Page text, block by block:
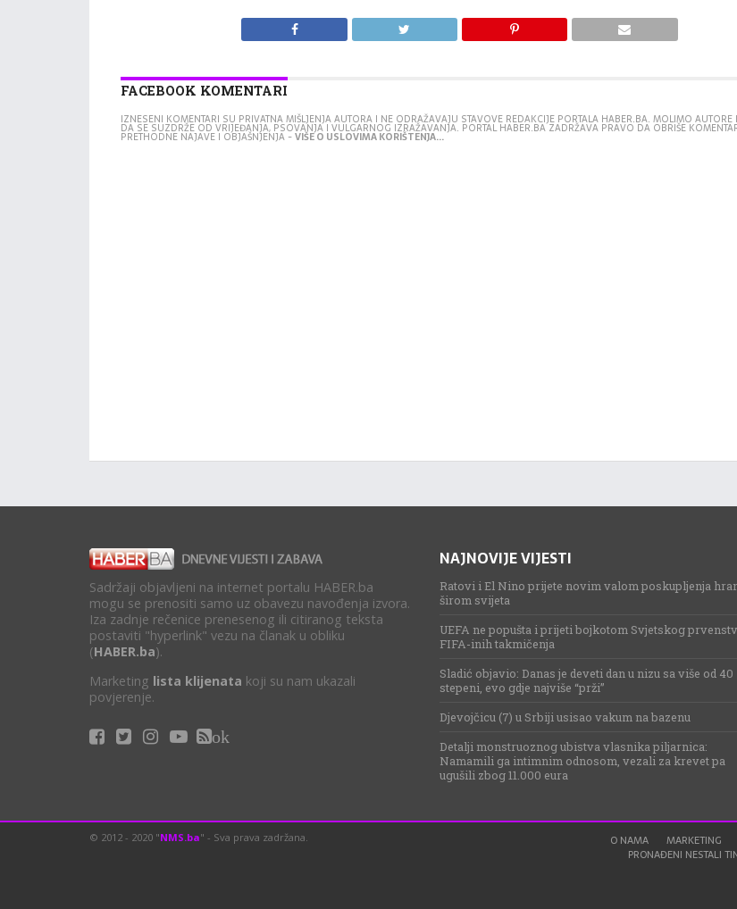
FACEBOOK KOMENTARI
IZNESENI KOMENTARI SU PRIVATNA MIŠLJENJA AUTORA I NE ODRAŽAVAJU STAVOVE REDAKCIJE PORTALA HABER.BA. MOLIMO AUTORE
DA SE SUZDRŽE OD VRIJEĐANJA, PSOVANJA I VULGARNOG IZRAŽAVANJA. PORTAL HABER.BA ZADRŽAVA PRAVO DA OBRIŠE
PRETHODNE NAJAVE I OBJAŠNJENJA -VIŠE O USLOVIMA KORIŠTENJA...
Sadržaji objavljeni na internet portalu HABER.ba
mogu se prenositi samo uz obavezu navođenja izvora.
Iza zadnje rečenice prenesenog ili citiranog teksta
postaviti "hyperlink" vezu na članak u obliku
(HABER.ba).
Marketing lista klijenata koji su nam ukazali
povjerenje.
ok
NAJNOVIJE VIJESTI
Ratovi i El Nino prijete novim valom poskupljenja
širom svijeta
UEFA ne popušta i prijeti bojkotom Svjetskog
FIFA-inih takmičenja
Sladić objavio: Danas je deveti dan u nizu sa više od 40
stepeni, evo gdje najviše “prži”
Djevojčicu (7) u Srbiji usisao vakum na bazenu
Detalji monstruoznog ubistva vlasnika piljarnica:
Namamili ga intimnim odnosom, vezali za krevet pa
ugušili zbog 11.000 eura
O NAMA MARKETING
PRONAĐENI NESTALI
© 2012 - 2020 "NMS.ba" - Sva prava zadržana.